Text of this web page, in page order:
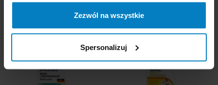
Zezwól na wszystkie
Spersonalizuj
rdza, pot, dezodorant
50ml
Promocja
50ml Klej, Farby, Guma